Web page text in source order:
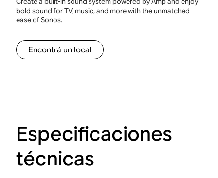
bold sound for TV, music, and more with the unmatched
ease of Sonos.
Encontrá un local
Especificaciones
técnicas